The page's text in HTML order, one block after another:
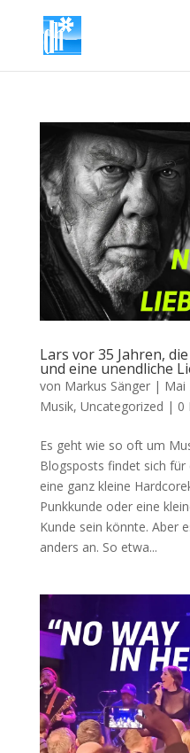
Lars vor 35 Jahren,
und eine unendliche
von Markus Sänger| Mai
Musik, Uncategorized | 0
Es geht wie so oft um
Blogsposts findet sich
eine ganz kleine
Punkkunde oder eine
Kunde sein könnte. Aber
anders an. So etwa...